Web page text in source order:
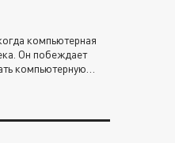
компьютерная
Он побеждает
компьютерную